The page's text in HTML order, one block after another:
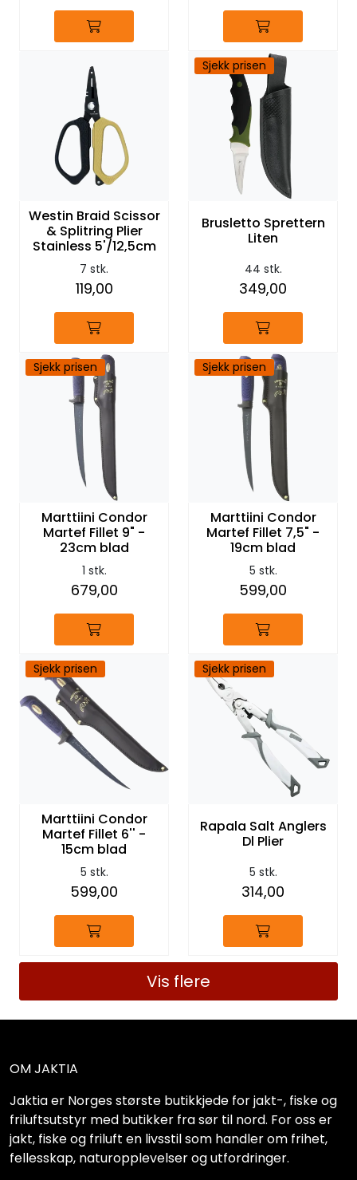
Westin Braid Scissor
& Splitring Plier
Stainless 5'/12,5cm
7 stk.
119,00
Sjekk prisen
Brusletto Sprettern
Liten
44 stk.
349,00
Sjekk prisen
Marttiini Condor
Martef Fillet 9" -
23cm blad
1 stk.
679,00
Sjekk prisen
Marttiini Condor
Martef Fillet 7,5" -
19cm blad
5 stk.
599,00
Sjekk prisen
Marttiini Condor
Martef Fillet 6'' -
15cm blad
5 stk.
599,00
Sjekk prisen
Rapala Salt Anglers
Dl Plier
5 stk.
314,00
Vis flere
OM JAKTIA
Jaktia er Norges største butikkjede for jakt-, fiske og
friluftsutstyr med butikker fra sør til nord. For oss er
jakt, fiske og friluft en livsstil som handler om frihet,
fellesskap, naturopplevelser og utfordringer.